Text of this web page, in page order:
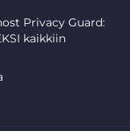
Privacy Guard:
kaikkiin